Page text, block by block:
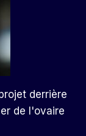
derrière
de l'ovaire